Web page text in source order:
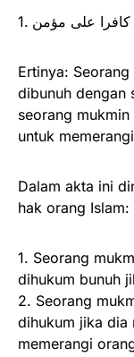
كافرا على مؤمن
Ertinya:
dibunuh dengan
seorang
untuk
Dalam akta ini
hak orang Islam:
1. Seorang
dihukum bunuh
2. Seorang
dihukum jika dia
memerangi